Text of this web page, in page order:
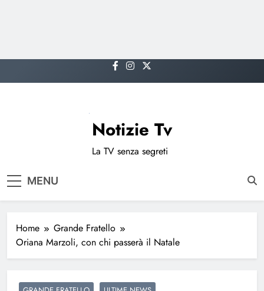
to
Notizie Tv
La TV senza segreti
MENU
Home
Grande Fratello
Oriana Marzoli, con chi passerà il Natale